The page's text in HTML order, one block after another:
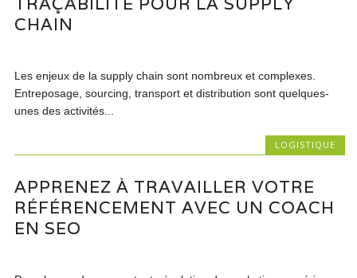
CHAIN
Les enjeux de la supply chain sont nombreux et complexes.
Entreposage, sourcing, transport et distribution sont quelques-
unes des activités...
LOGISTIQUE
APPRENEZ À TRAVAILLER VOTRE
RÉFÉRENCEMENT AVEC UN COACH
EN SEO